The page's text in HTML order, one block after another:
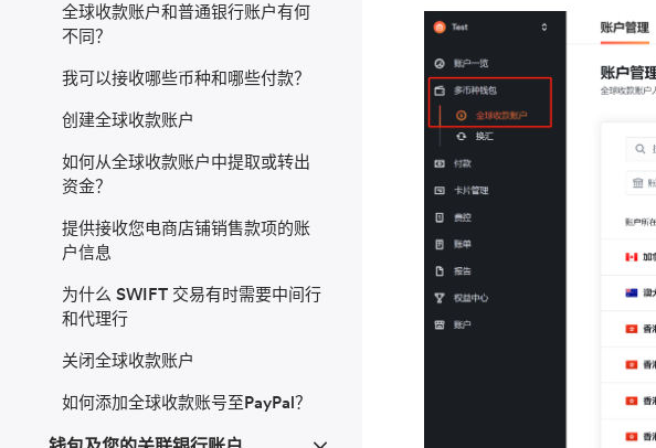
全球收款账户和普通银行账户有何
不同？
我可以接收哪些币种和哪些付款？
创建全球收款账户
如何从全球收款账户中提取或转出
资金？
提供接收您电商店铺销售款项的账
户信息
为什么 SWIFT 交易有时需要中间行
和代理行
关闭全球收款账户
如何添加全球收款账号至PayPal？